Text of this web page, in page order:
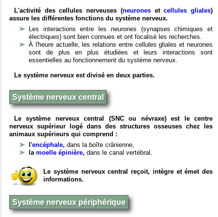
L'activité des cellules nerveuses (neuronesetcellules gliales)
assure les différentes fonctions du système nerveux.
Les interactions entre les neurones (synapses chimiques et
électriques) sont bien connues et ont focalisé les recherches.
À l'heure actuelle, les relations entre cellules gliales et neurones
sont de plus en plus étudiées et leurs interactions sont
essentielles au fonctionnement du système nerveux.
Le système nerveux est divisé en deux parties.
Système nerveux central
Le système nerveux central (SNC ou névraxe) est le centre
nerveux supérieur logé dans des structures osseuses chez les
animaux supérieurs qui comprend :
l'encéphale, dans la boîte crânienne,
la moelle épinière, dans le canal vertébral.
Le système nerveux central reçoit, intègre et émet des
informations.
Système nerveux périphérique